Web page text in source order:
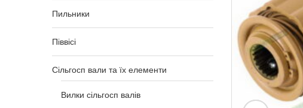
Пильники
Піввісі
Сільгосп вали та їх елементи
Вилки сільгосп валів